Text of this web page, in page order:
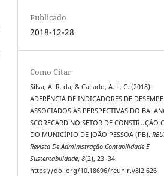
Publicado
2018-12-28
Como Citar
Silva, A. R. da, & Callado, A. L. C. (2018).
ADERÊNCIA DE INDICADORES DE
ASSOCIADOS ÀS PERSPECTIVAS DO
SCORECARD NO SETOR DE CONSTRUÇÃO
DO MUNICÍPIO DE JOÃO PESSOA (PB).
Revista De Administração Contabilidade E
Sustentabilidade,8(2), 23–34.
https://doi.org/10.18696/reunir.v8i2.626